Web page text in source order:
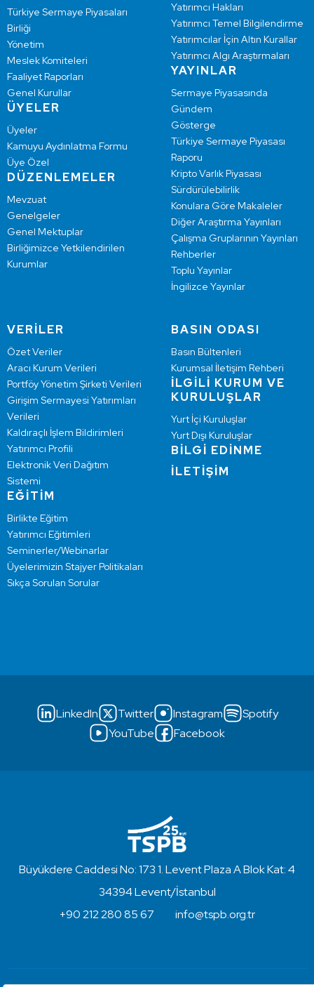
Türkiye Sermaye Piyasaları
Birliği
Yönetim
Meslek Komiteleri
Faaliyet Raporları
Genel Kurullar
ÜYELER
Üyeler
Kamuyu Aydınlatma Formu
Üye Özel
DÜZENLEMELER
Mevzuat
Genelgeler
Genel Mektuplar
Birliğimizce Yetkilendirilen
Kurumlar
Yatırımcı Hakları
Yatırımcı Temel Bilgilendirme
Yatırımcılar İçin Altın Kurallar
Yatırımcı Algı Araştırmaları
YAYINLAR
Sermaye Piyasasında
Gündem
Gösterge
Türkiye Sermaye Piyasası
Raporu
Kripto Varlık Piyasası
Sürdürülebilirlik
Konulara Göre Makaleler
Diğer Araştırma Yayınları
Çalışma Gruplarının Yayınları
Rehberler
Toplu Yayınlar
İngilizce Yayınlar
VERİLER
Özet Veriler
Aracı Kurum Verileri
Portföy Yönetim Şirketi Verileri
Girişim Sermayesi Yatırımları
Verileri
Kaldıraçlı İşlem Bildirimleri
Yatırımcı Profili
Elektronik Veri Dağıtım
Sistemi
EĞİTİM
Birlikte Eğitim
Yatırımcı Eğitimleri
Seminerler/Webinarlar
Üyelerimizin Stajyer Politikaları
Sıkça Sorulan Sorular
BASIN ODASI
Basın Bültenleri
Kurumsal İletişim Rehberi
İLGİLİ KURUM VE
KURULUŞLAR
Yurt İçi Kuruluşlar
Yurt Dışı Kuruluşlar
BİLGİ EDİNME
İLETİŞİM
LinkedIn Twitter Instagram
Spotify
YouTube
Facebook
Büyükdere Caddesi No: 173 1. Levent Plaza A Blok Kat: 4
34394 Levent/İstanbul
+90 212 280 85 67
info@tspb.org.tr